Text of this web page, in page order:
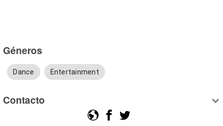
Géneros
Dance Entertainment
Contacto